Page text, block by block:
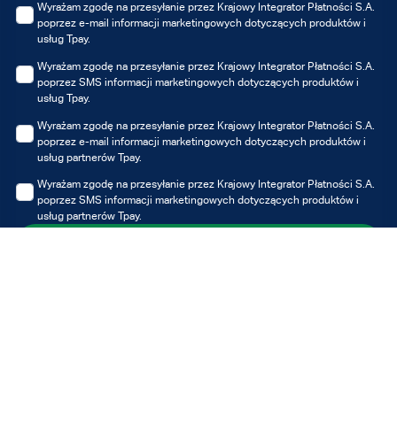
Wyrażam zgodę na przesyłanie przez Krajowy Integrator Płatności S.A.
poprzez e-mail informacji marketingowych dotyczących produktów i
usług Tpay.
Wyrażam zgodę na przesyłanie przez Krajowy Integrator Płatności S.A.
poprzez SMS informacji marketingowych dotyczących produktów i
usług Tpay.
Wyrażam zgodę na przesyłanie przez Krajowy Integrator Płatności S.A.
poprzez e-mail informacji marketingowych dotyczących produktów i
usług partnerów Tpay.
Wyrażam zgodę na przesyłanie przez Krajowy Integrator Płatności S.A.
poprzez SMS informacji marketingowych dotyczących produktów i
usług partnerów Tpay.